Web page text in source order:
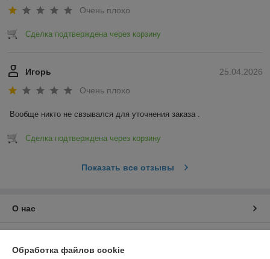
Очень плохо
Сделка подтверждена через корзину
25.04.2026
Игорь
Очень плохо
Вообще никто не свзывался для уточнения заказа .
Сделка подтверждена через корзину
Показать все отзывы
О нас
Обработка файлов cookie